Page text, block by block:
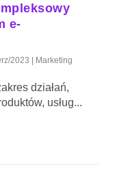
e-
2023 | Marketing
działań,
usług...